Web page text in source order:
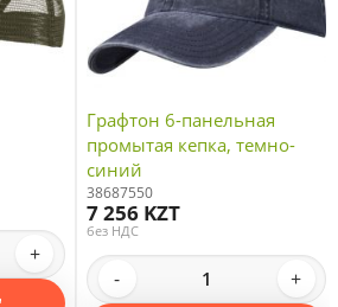
+
Графтон 6-панельная
промытая кепка, темно-
синий
38687550
7 256 KZT
без НДС
- +